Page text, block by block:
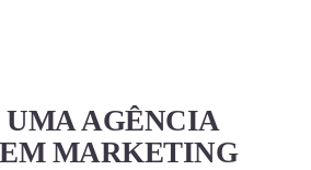
UMA AGÊNCIA
MARKETING